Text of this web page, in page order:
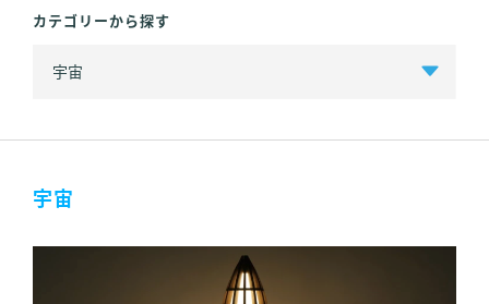
カテゴリーから探す
宇宙